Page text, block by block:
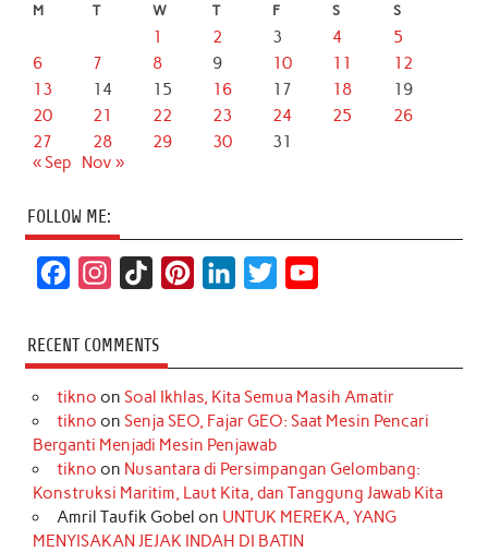
M T W T F S S
1 2 3 4
5
6
7 8 9 10 11
12
13
14 15 16 17 18
19
20
21 22 23 24 25
26
27
28 29 30
31
« Sep
Nov »
FOLLOW ME:
c
e
b
o
k
s
t
a
r
a
m
k
T
o
k
t
e
r
e
s
t
k
e
d
I
n
t
t
r
T
u
e
RECENT COMMENTS
tikno on Soal Ikhlas, Kita Semua Masih Amatir
tikno on Senja SEO, Fajar GEO: Saat Mesin Pencari
Berganti Menjadi Mesin Penjawab
tikno on Nusantara di Persimpangan Gelombang:
Konstruksi Maritim, Laut Kita, dan Tanggung Jawab Kita
Amril Taufik Gobel on UNTUK MEREKA, YANG
MENYISAKAN JEJAK INDAH DI BATIN